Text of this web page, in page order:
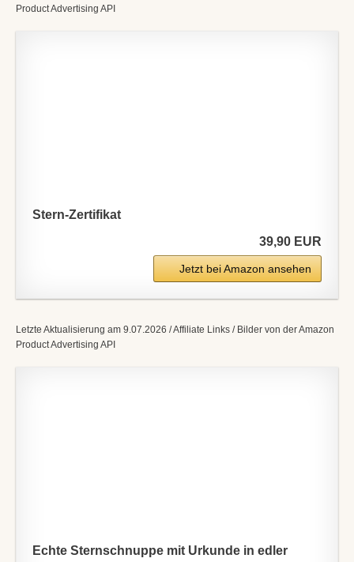
Product Advertising API
Stern-Zertifikat
39,90 EUR
Jetzt bei Amazon ansehen
Letzte Aktualisierung am 9.07.2026 / Affiliate Links / Bilder von der Amazon
Product Advertising API
Echte Sternschnuppe mit Urkunde in edler